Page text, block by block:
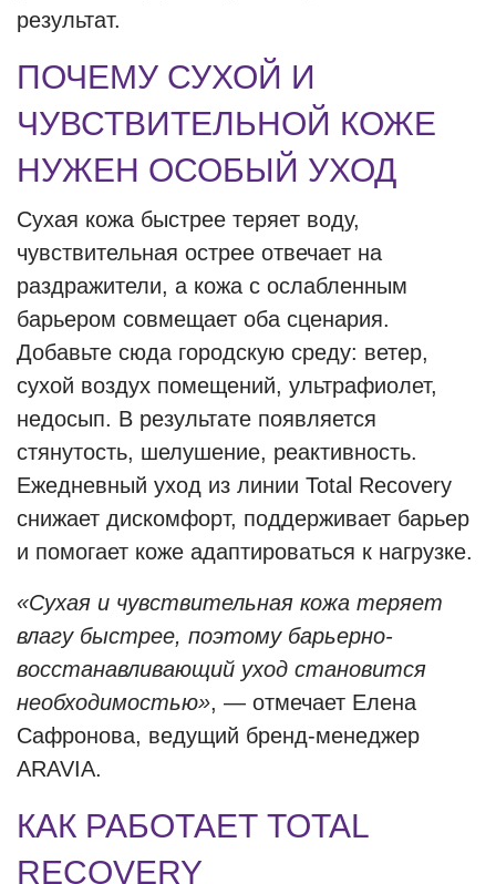
результат.
ПОЧЕМУ СУХОЙ И
ЧУВСТВИТЕЛЬНОЙ КОЖЕ
НУЖЕН ОСОБЫЙ УХОД
Сухая кожа быстрее теряет воду,
чувствительная острее отвечает на
раздражители, а кожа с ослабленным
барьером совмещает оба сценария.
Добавьте сюда городскую среду: ветер,
сухой воздух помещений, ультрафиолет,
недосып. В результате появляется
стянутость, шелушение, реактивность.
Ежедневный уход из линии Total Recovery
снижает дискомфорт, поддерживает барьер
и помогает коже адаптироваться к нагрузке.
«Сухая и чувствительная кожа теряет
влагу быстрее, поэтому барьерно-
восстанавливающий уход становится
необходимостью», — отмечает Елена
Сафронова, ведущий бренд-менеджер
ARAVIA.
КАК РАБОТАЕТ TOTAL
RECOVERY